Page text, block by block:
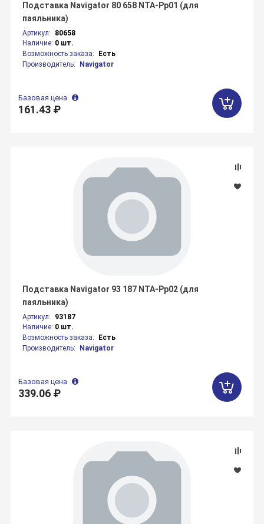
Артикул:
80658
Наличие: 0 шт.
Возможность заказа:
Есть
Производитель:
Navigator
Подставка Navigator 80 658 NTA-Pp01 (для
паяльника)
Базовая цена
161.43 ₽
Артикул:
93187
Наличие: 0 шт.
Возможность заказа:
Есть
Производитель:
Navigator
Подставка Navigator 93 187 NTA-Pp02 (для
паяльника)
Базовая цена
339.06 ₽